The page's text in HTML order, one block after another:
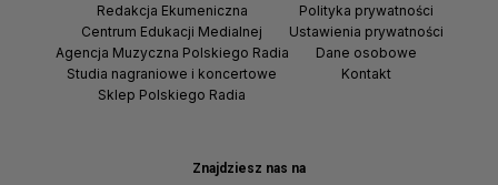
Znajdziesz nas na
Redakcja Ekumeniczna
Centrum Edukacji Medialnej
Agencja Muzyczna Polskiego Radia
Studia nagraniowe i koncertowe
Sklep Polskiego Radia
Polityka prywatności
Ustawienia prywatności
Dane osobowe
Kontakt